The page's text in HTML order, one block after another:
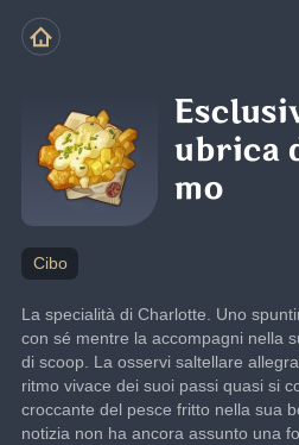
ubrica
mo
Cibo
La specialità di Charlotte. Uno
con sé mentre la accompagni nella
di scoop. La osservi saltellare
ritmo vivace dei suoi passi quasi si
croccante del pesce fritto nella sua
notizia non ha ancora assunto una